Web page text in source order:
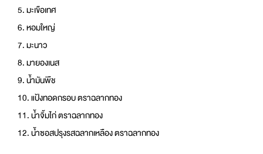
5. มะเขือเทศ
6. หอมใหญ่
7. มะนาว
8. มายองเนส
9. น้ำมันพืช
10. แป้งทอดกรอบ ตราฉลากทอง
11. น้ำจิ้มไก่ ตราฉลากทอง
12. น้ำซอสปรุงรสฉลากเหลือง ตราฉลากทอง